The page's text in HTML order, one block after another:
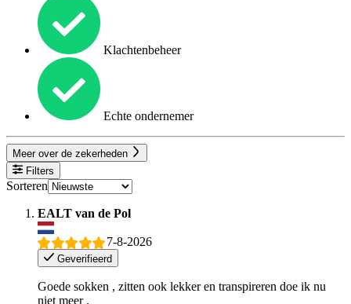
Klachtenbeheer
Echte ondernemer
Meer over de zekerheden
Filters
Sorteren
EALT van de Pol
7-8-2026
Geverifieerd
Goede sokken , zitten ook lekker en transpireren doe ik nu
niet meer .